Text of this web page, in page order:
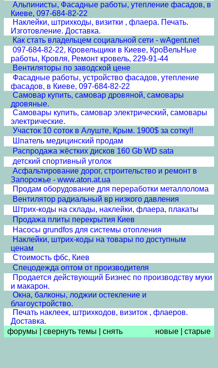
Альпинисты, Фасадные работы, утепление фасадов, в
Киеве, 097-684-82-22
Наклейки, штрихкоды, визитки , флаера. Печать.
Изготовление. Доставка.
Как стать владельцем социальной сети - wAgent.net
097-684-82-22, Кровельщики в Киеве, КроВельНые
работы, Кровля, Ремонт кровель, 229-91-44
Вентиляторы по заводской цене
Фасадные работы, устройство фасадов, утепление
фасадов, в Киеве, 097-684-82-22
Самовар купить, самовар дровяной, самовары
дровяные.
Самовары купить, самовар электрический, самовары
электрические.
Участок 10 соток в Алуште, Крым. 1900$ за сотку!!
Шпатель медицинский продам
Распродажа жёстких дисков 160 Gb WD sata
детский спортивный уголок
Асфальтирование дорог, строительство и ремонт в
Запорожье - www.aton.at.ua
Продам оборудование для переработки металлолома
Вентилятор радиальный вр низкого давления
Штрих-коды на склады, наклейки, флаера, плакаты
Продажа плиты перекрытия Киев
Насосы grundfos для системы отопления
Наклейки, штрих-коды на товары по доступным
ценам
Стоимость фбс, Киев
Спецодежда оптом от производителя
Продается действующий Бизнес по производству муки
и макарон.
Окна, балконы, лоджии остекление и
благоустройство.
Печать наклеек, штрихкодов, визиток , флаеров.
Доставка.
форумы
свернуть темы снять новые старые